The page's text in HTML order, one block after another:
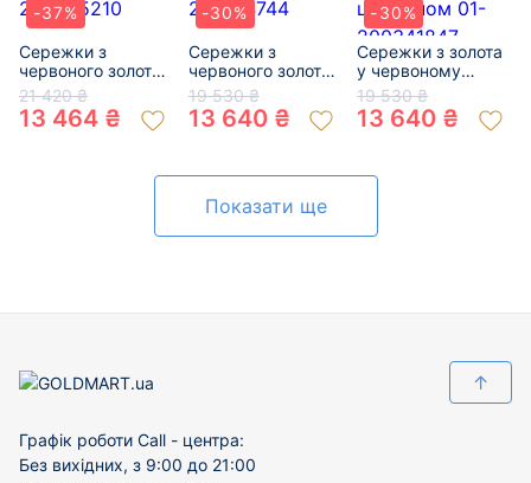
-37%
Сережки з
червоного золота
з цирконом 01-
200055210
21 420 ₴
13 464 ₴
-30%
Сережки з
червоного золота
з цирконом 01-
200134744
19 530 ₴
13 640 ₴
-30%
Сережки з золота
у червоному
кольорі з
цирконом 01-
200341847
19 530 ₴
13 640 ₴
Показати ще
↑
Графік роботи Call - центра:
Без вихідних, з 9:00 до 21:00